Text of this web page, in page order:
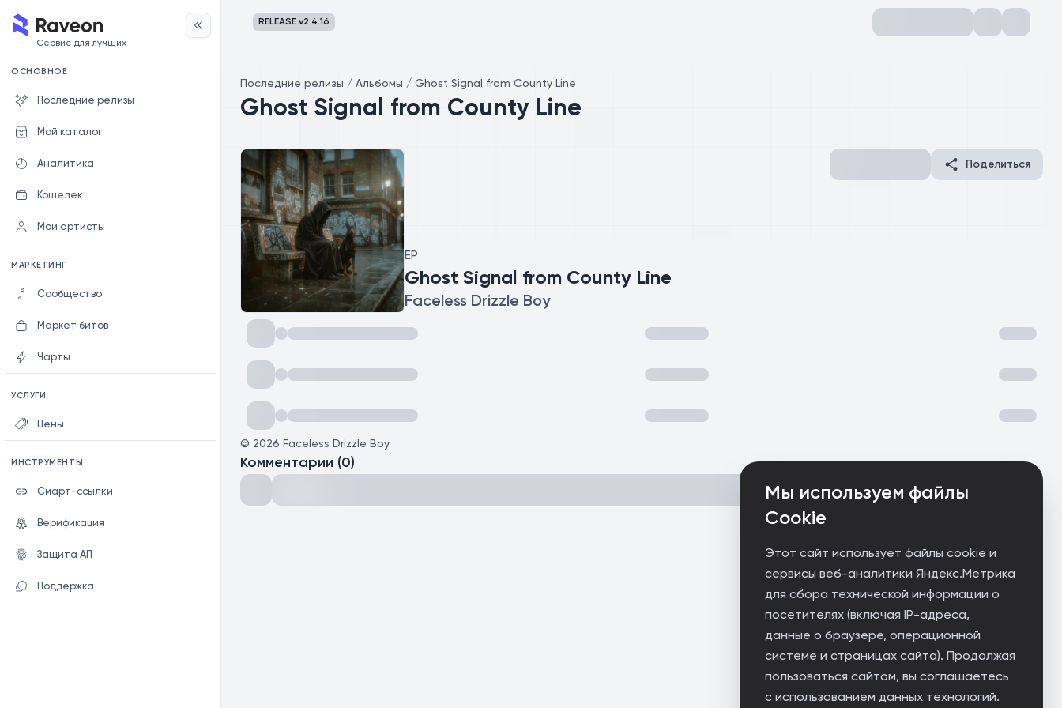
Мы используем файлы
Cookie
Этот сайт использует файлы cookie и
сервисы веб-аналитики Яндекс.Метрика
для сбора технической информации о
посетителях (включая IP-адреса,
данные о браузере, операционной
системе и страницах сайта). Продолжая
пользоваться сайтом, вы соглашаетесь
с использованием данных технологий.
Сервис для лучших
ОСНОВНОЕ
Последние релизы
Мой каталог
Аналитика
Кошелек
Мои артисты
МАРКЕТИНГ
Сообщество
Маркет битов
Чарты
УСЛУГИ
Цены
ИНСТРУМЕНТЫ
Смарт-ссылки
Верификация
Защита АП
Поддержка
RELEASE v2.4.16
Последние релизы / Альбомы / Ghost Signal from County Line
Ghost Signal from County Line
EP
Ghost Signal from County Line
Faceless Drizzle Boy
Поделиться
© 2026 Faceless Drizzle Boy
Комментарии (0)